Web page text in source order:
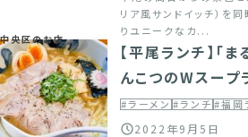
リア風サンドイッチ）を
りユニークなカ...
中央区のお店
【平尾ランチ】「
んこつのWスープ
#ラーメン#ランチ#福岡
2022年9月5日